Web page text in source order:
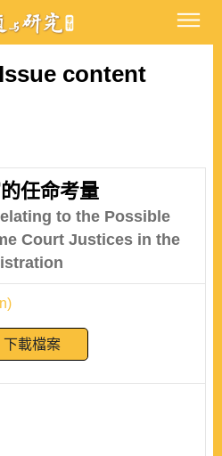
Issue content
任命考量
to the Possible
Court Justices in the
下載檔案